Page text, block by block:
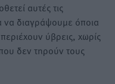
αυτές τις
να διαγράψουμε όποια
ύβρεις, χωρίς
δεν τηρούν τους